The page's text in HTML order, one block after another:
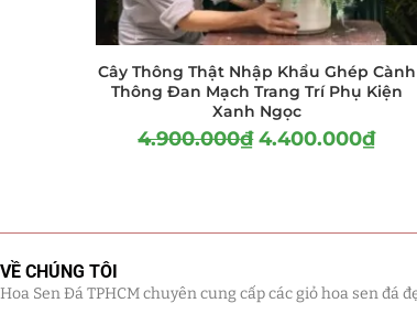
Cây Thông Thật Nhập Khẩu Ghép Cành
Thông Đan Mạch Trang Trí Phụ Kiện
Xanh Ngọc
4.900.000₫ 4.400.000₫
VỀ CHÚNG TÔI
Hoa Sen Đá TPHCM chuyên cung cấp các giỏ hoa sen đá